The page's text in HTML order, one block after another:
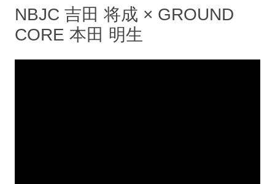
NBJC 吉田 将成 × GROUND
CORE 本田 明生